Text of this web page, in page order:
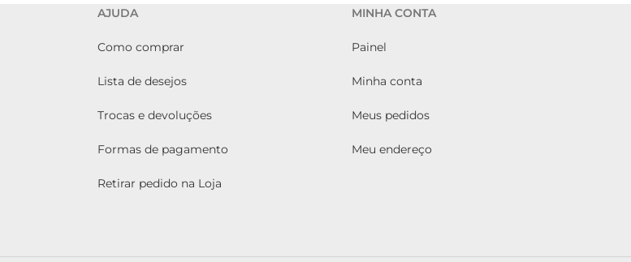
AJUDA
Como comprar
Lista de desejos
Trocas e devoluções
Formas de pagamento
Retirar pedido na Loja
MINHA CONTA
Painel
Minha conta
Meus pedidos
Meu endereço